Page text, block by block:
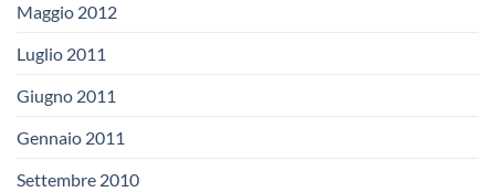
Maggio 2012
Luglio 2011
Giugno 2011
Gennaio 2011
Settembre 2010